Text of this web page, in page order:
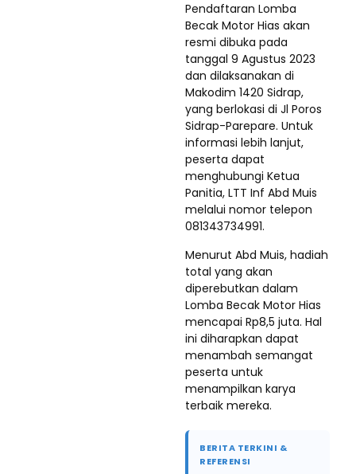
Pendaftaran Lomba
Becak Motor Hias akan
resmi dibuka pada
tanggal 9 Agustus 2023
dan dilaksanakan di
Makodim 1420 Sidrap,
yang berlokasi di Jl Poros
Sidrap-Parepare. Untuk
informasi lebih lanjut,
peserta dapat
menghubungi Ketua
Panitia, LTT Inf Abd Muis
melalui nomor telepon
081343734991.
Menurut Abd Muis, hadiah
total yang akan
diperebutkan dalam
Lomba Becak Motor Hias
mencapai Rp8,5 juta. Hal
ini diharapkan dapat
menambah semangat
peserta untuk
menampilkan karya
terbaik mereka.
BERITA TERKINI &
REFERENSI